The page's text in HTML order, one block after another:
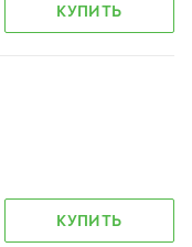
КУПИТЬ
КУПИТЬ